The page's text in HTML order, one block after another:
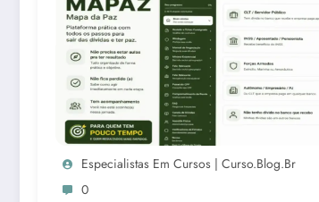
Especialistas Em Cursos | Curso.blog.br
0